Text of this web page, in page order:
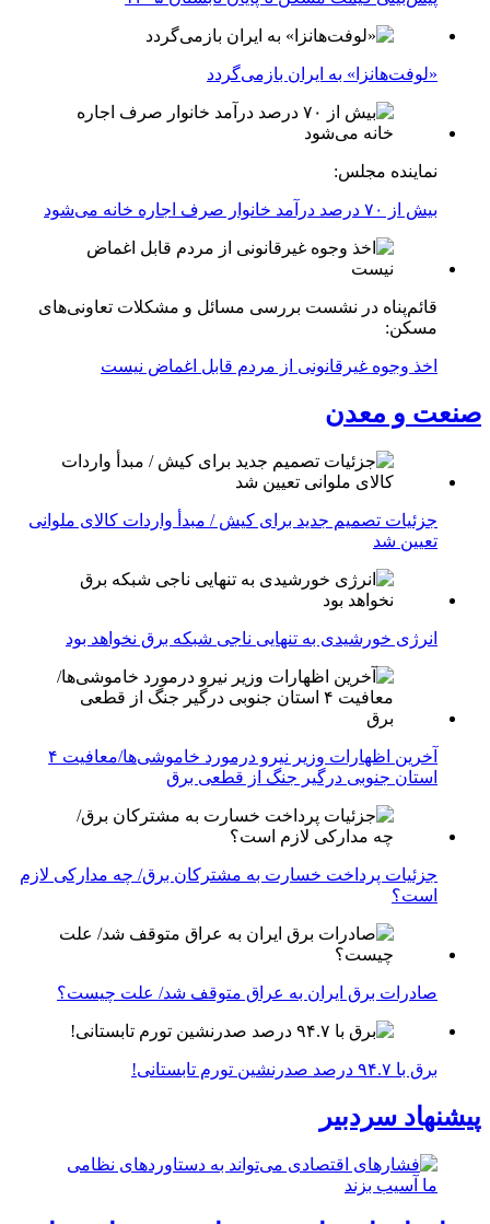
«لوفت‌هانزا» به ایران بازمی‌گردد
نماینده مجلس:
بیش از ۷۰ درصد درآمد خانوار صرف اجاره خانه می‌شود
قائم‌پناه در نشست بررسی مسائل و مشکلات تعاونی‌های
مسکن:
اخذ وجوه غیرقانونی از مردم قابل اغماض نیست
صنعت و معدن
جزئیات تصمیم جدید برای کیش / مبدأ واردات کالای ملوانی
تعیین شد
انرژی خورشیدی به تنهایی ناجی شبکه برق نخواهد بود
آخرین اظهارات وزیر نیرو درمورد خاموشی‌ها/معافیت ۴
استان جنوبی درگیر جنگ از قطعی برق
جزئیات پرداخت خسارت به مشترکان برق/ چه مدارکی لازم
است؟
صادرات برق ایران به عراق متوقف شد/ علت چیست؟
برق با ۹۴.۷ درصد صدرنشین تورم تابستانی!
پیشنهاد سردبیر